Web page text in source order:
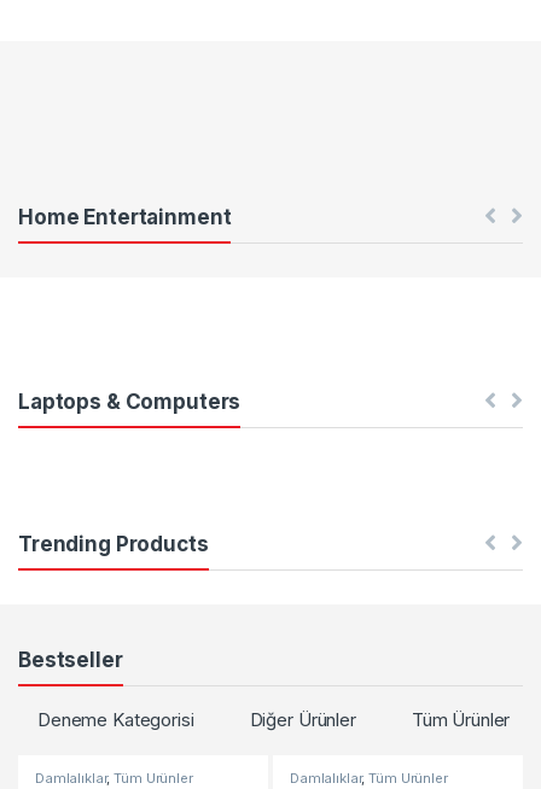
k
e
Home Entertainment
Laptops & Computers
Trending Products
Bestseller
Deneme Kategorisi Diğer Ürünler Tüm Ürünler
Damlalıklar,Tüm Ürünler Damlalıklar,Tüm Ürünler